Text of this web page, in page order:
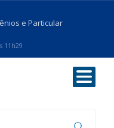
e Particular
11h29